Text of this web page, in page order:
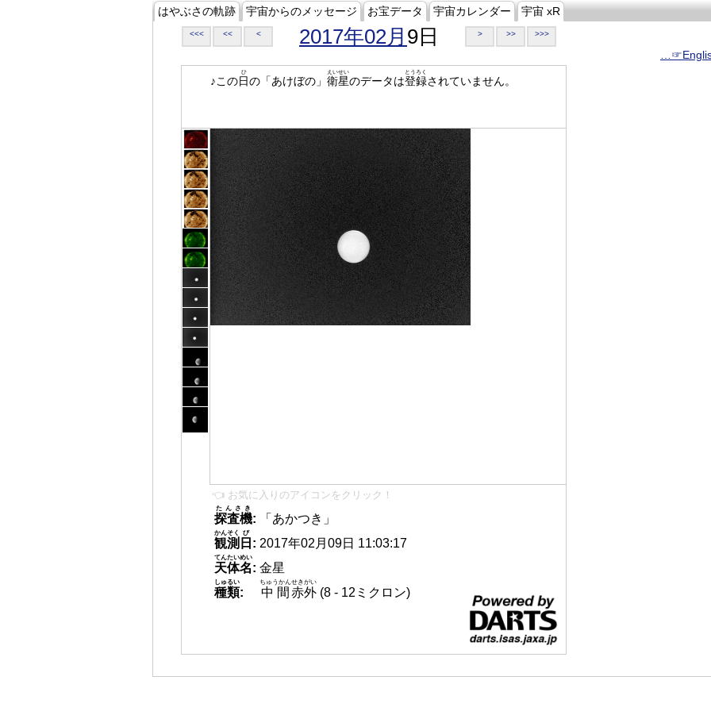
はやぶさの軌跡 宇宙からのメッセージ お宝データ 宇宙カレンダー 宇宙 xR
<<< << < 2017年02月 9日 > >> >>>
♪この日
ひ
の「あけぼの」 衛星
えいせい
のデータは登録
とうろく
されていません。
👈 お気に入りのアイコンをクリック！
探査機
たんさき
:
「あかつき」
観測
かんそく
日
び
: 2017年02月09日 11:03:17
天体名
てんたいめい
: 金星
種類
しゅるい
: 中間
ちゅうかん
赤外
せきがい
(8 - 12ミクロン)